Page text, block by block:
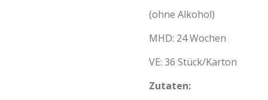
(ohne Alkohol)
MHD: 24 Wochen
VE: 36 Stück/Karton
Zutaten: